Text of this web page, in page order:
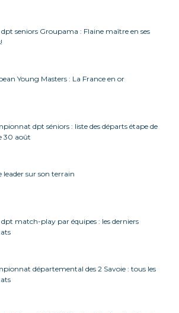
seniors Groupama : Flaine maître en ses
Young Masters : La France en or
dpt séniors : liste des départs étape de
30 août
leader sur son terrain
match-play par équipes : les derniers
départemental des 2 Savoie : tous les